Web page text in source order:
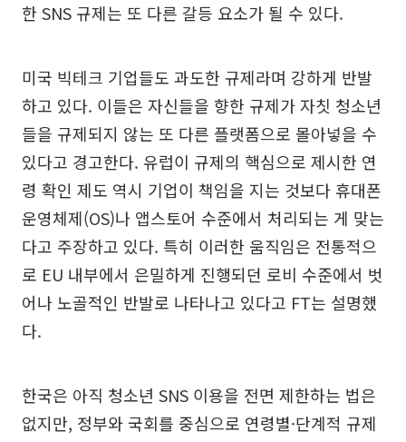
한 SNS 규제는 또 다른 갈등 요소가 될 수 있다.
미국 빅테크 기업들도 과도한 규제라며 강하게 반발
하고 있다. 이들은 자신들을 향한 규제가 자칫 청소년
들을 규제되지 않는 또 다른 플랫폼으로 몰아넣을 수
있다고 경고한다. 유럽이 규제의 핵심으로 제시한 연
령 확인 제도 역시 기업이 책임을 지는 것보다 휴대폰
운영체제(OS)나 앱스토어 수준에서 처리되는 게 맞는
다고 주장하고 있다. 특히 이러한 움직임은 전통적으
로 EU 내부에서 은밀하게 진행되던 로비 수준에서 벗
어나 노골적인 반발로 나타나고 있다고 FT는 설명했
다.
한국은 아직 청소년 SNS 이용을 전면 제한하는 법은
없지만, 정부와 국회를 중심으로 연령별·단계적 규제